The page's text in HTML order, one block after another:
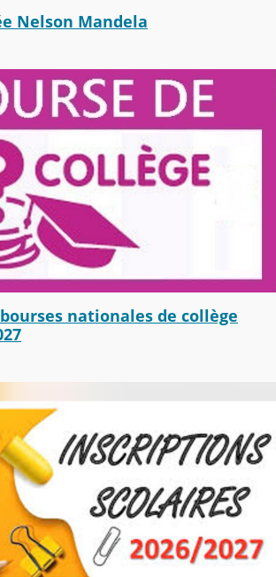
Nelson Mandela
nationales de collège